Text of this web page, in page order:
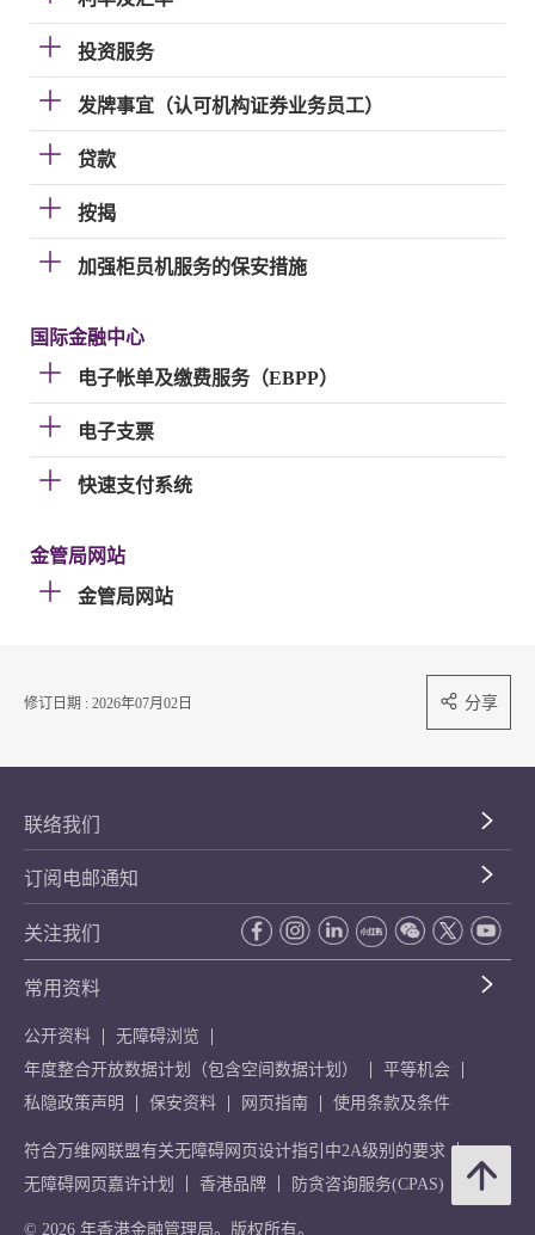
投资服务
发牌事宜（认可机构证券业务员工）
贷款
按揭
加强柜员机服务的保安措施
国际金融中心
电子帐单及缴费服务（EBPP）
电子支票
快速支付系统
金管局网站
金管局网站
修订日期 : 2026年07月02日 分享
联络我们
订阅电邮通知
关注我们
常用资料
公开资料
无障碍浏览
年度整合开放数据计划（包含空间数据计划）
平等机会
私隐政策声明
保安资料 网页指南 使用条款及条件
符合万维网联盟有关无障碍网页设计指引中2A级别的要求
无障碍网页嘉许计划
香港品牌 防贪咨询服务(CPAS)
© 2026 年香港金融管理局。版权所有。